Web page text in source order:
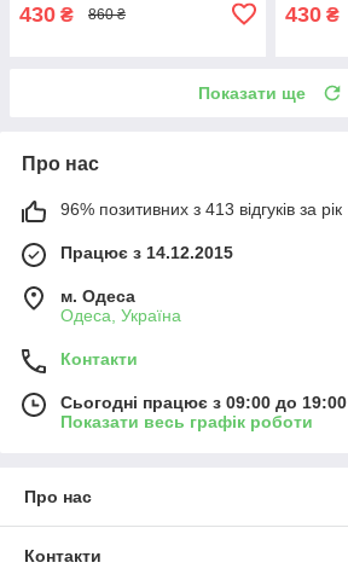
430 ₴ 860 ₴ 430 ₴
Показати ще
Про нас
96% позитивних з 413 відгуків за рік
Працює з 14.12.2015
м. Одеса
Одеса, Україна
Контакти
Сьогодні працює з 09:00 до 19:00
Показати весь графік роботи
Про нас
Контакти